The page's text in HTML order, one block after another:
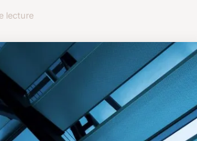
lecture